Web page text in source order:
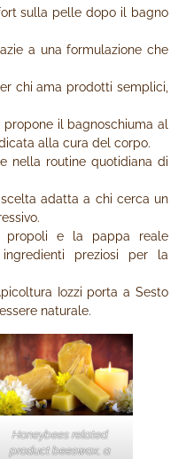
sulla pelle dopo il bagno
a una formulazione che
chi ama prodotti semplici,
propone il bagnoschiuma al
alla cura del corpo.
nella routine quotidiana di
adatta a chi cerca un
e la pappa reale
preziosi per la
Iozzi porta a Sesto
naturale.
Honeybees related
product beeswax, a